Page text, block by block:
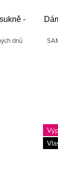
-
dnů